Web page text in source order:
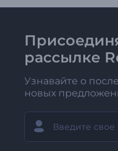
рассылке
Узнавайте о
новых